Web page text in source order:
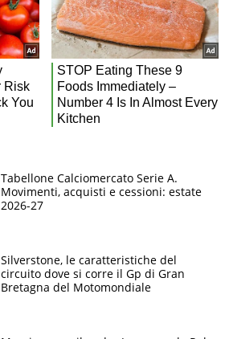
Tabellone Calciomercato Serie A.
Movimenti, acquisti e cessioni: estate
2026-27
Silverstone, le caratteristiche del
circuito dove si corre il Gp di Gran
Bretagna del Motomondiale